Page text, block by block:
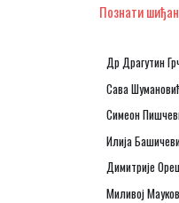
Познати
Др Драгутин
Сава
Симеон
Илија
Димитрије
Миливој